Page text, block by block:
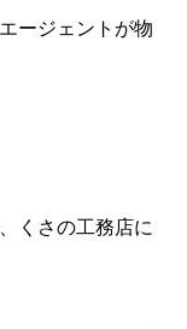
ージェントが物
くさの工務店に